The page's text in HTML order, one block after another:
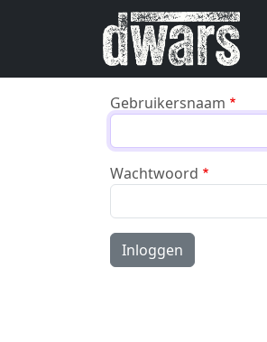
Overslaan en naar de inhoud gaan
Gebruikersnaam
Wachtwoord